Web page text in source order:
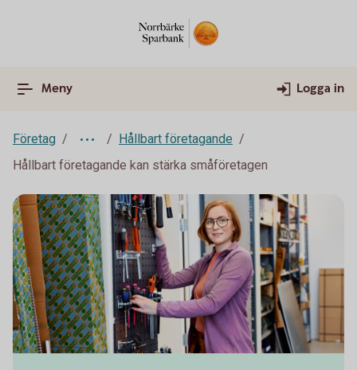
Meny Logga in
Företag
Hållbart företagande
Hållbart företagande kan stärka småföretagen